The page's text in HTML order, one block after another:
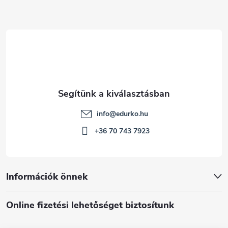
é
Információk önnek
Online fizetési lehetőséget biztosítunk
info@edurko.hu
+36 70 743 7923